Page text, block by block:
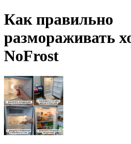
Как правильно
размораживать
NoFrost